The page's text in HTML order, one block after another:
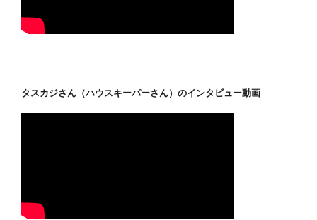
タスカジさん（ハウスキーパーさん）のインタビュー動画